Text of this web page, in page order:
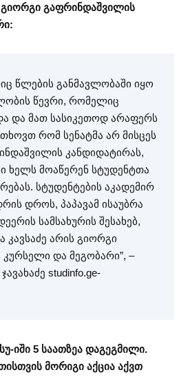
გიორგი გაფრინდაშვილის
წლების განმავლობაში იყო
წევრი, რომელიც
და მათ სასიკეთოდ არაფერს
რომ სენატმა არ მისცეს
კანდიდატირას,
ხელს მოაწერენ სტუდენტთა
სტუდენტების აკადემირ
დროს, პაპავამ ისაუბრა
სამსახურის შესახებ,
კავსაძე არის გიორგი
და მეგობარი”, –
studinfo.ge-
იში 5 საათზეა დაგეგმილი.
მორიგი აქცია აქვთ